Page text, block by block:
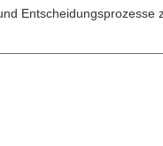
Entscheidungsprozesse